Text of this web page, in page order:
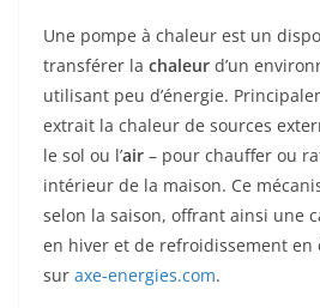
Une pompe à chaleur est un
transférer la chaleur d’un
utilisant peu d’énergie.
extrait la chaleur de sources
le sol ou l’air – pour chauffer ou
intérieur de la maison. Ce
selon la saison, offrant ainsi une
en hiver et de refroidissement en
sur axe-energies.com.